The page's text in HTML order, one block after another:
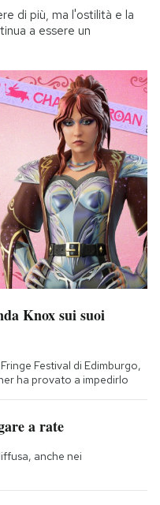
di più, ma l'ostilità e la
a essere un
Knox sui suoi
Festival di Edimburgo,
ha provato a impedirlo
a rate
anche nei